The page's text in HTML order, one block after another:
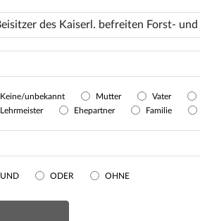
Keine/unbekannt Mutter
Vater
Lehrmeister
Ehepartner Familie
UND ODER OHNE